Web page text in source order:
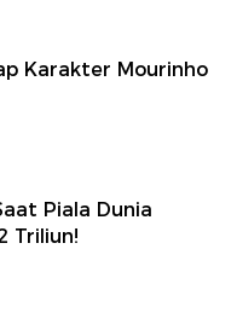
Karakter Mourinho
Piala Dunia
Triliun!